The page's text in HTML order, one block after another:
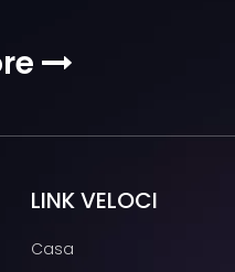

LINK VELOCI
Casa